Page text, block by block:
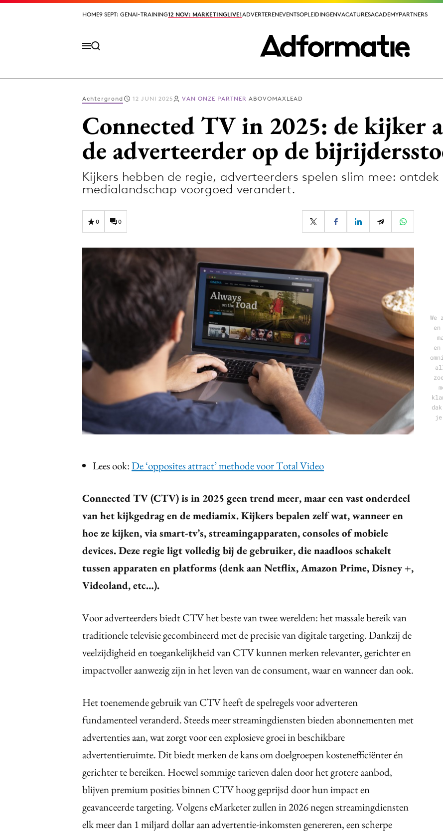
HOME9 SEPT: GENAI-TRAINING12 NOV: MARKETINGLIVE!ADVERTERENEVENTSOPLEIDINGENVACATURESACADEMYPARTNERS
HOME9 SEPT: GENAI-TRAINING12 NOV: MARKETINGLIVE!ADVERTERENEVENTSOPLEIDINGENVACATURESACADEMYPARTNERS
Design
Digital transformation
Influencer marketing
Interne communicatie
Martech
Media
PR
Programmatic
Reputatie & crisis
Achtergrond 12 JUNI 2025 VAN ONZE PARTNER ABOVOMAXLEAD
Connected TV in 2025: de kijker
de adverteerder op de
Kijkers hebben de regie, adverteerders spelen slim mee:
medialandschap voorgoed verandert.
0 0
Lees ook:De ‘opposites attract’ methode voor Total Video
Connected TV (CTV) is in 2025 geen trend meer, maar een vast onderdeel
van het kijkgedrag en de mediamix. Kijkers bepalen zelf wat, wanneer en
hoe ze kijken, via smart-tv’s, streamingapparaten, consoles of mobiele
devices. Deze regie ligt volledig bij de gebruiker, die naadloos schakelt
tussen apparaten en platforms (denk aan Netflix, Amazon Prime, Disney +,
Videoland, etc…).
Voor adverteerders biedt CTV het beste van twee werelden: het massale bereik van
traditionele televisie gecombineerd met de precisie van digitale targeting. Dankzij de
veelzijdigheid en toegankelijkheid van CTV kunnen merken relevanter, gerichter en
impactvoller aanwezig zijn in het leven van de consument, waar en wanneer dan ook.
Het toenemende gebruik van CTV heeft de spelregels voor adverteren
fundamenteel veranderd. Steeds meer streamingdiensten bieden abonnementen met
advertenties aan, wat zorgt voor een explosieve groei in beschikbare
advertentieruimte. Dit biedt merken de kans om doelgroepen kostenefficiënter én
gerichter te bereiken. Hoewel sommige tarieven dalen door het grotere aanbod,
blijven premium posities binnen CTV hoog geprijsd door hun impact en
geavanceerde targeting. Volgens eMarketer zullen in 2026 negen streamingdiensten
elk meer dan 1 miljard dollar aan advertentie-inkomsten genereren, een scherpe
je